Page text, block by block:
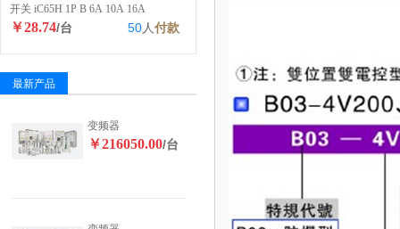
开关 iC65H 1P B 6A 10A 16A
￥28.74/台 50人付款
最新产品
变频器
￥216050.00/台